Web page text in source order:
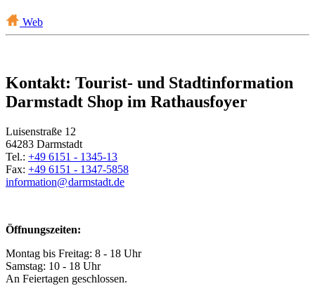
Web
Kontakt: Tourist- und Stadtinformation
Darmstadt Shop im Rathausfoyer
Luisenstraße 12
64283 Darmstadt
Tel.: +49 6151 - 1345-13
Fax: +49 6151 - 1347-5858
information@darmstadt.de
Öffnungszeiten:
Montag bis Freitag: 8 - 18 Uhr
Samstag: 10 - 18 Uhr
An Feiertagen geschlossen.